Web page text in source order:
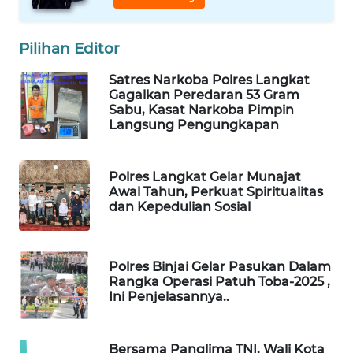
Pilihan Editor
Satres Narkoba Polres Langkat
Gagalkan Peredaran 53 Gram
Sabu, Kasat Narkoba Pimpin
Langsung Pengungkapan
Polres Langkat Gelar Munajat
Awal Tahun, Perkuat Spiritualitas
dan Kepedulian Sosial
Polres Binjai Gelar Pasukan Dalam
Rangka Operasi Patuh Toba-2025 ,
Ini Penjelasannya..
Bersama Panglima TNI, Wali Kota
MAWAKA
ID
MARTABAT
NET
PLN
WATCH
MKLI
LPKKI
LKKI